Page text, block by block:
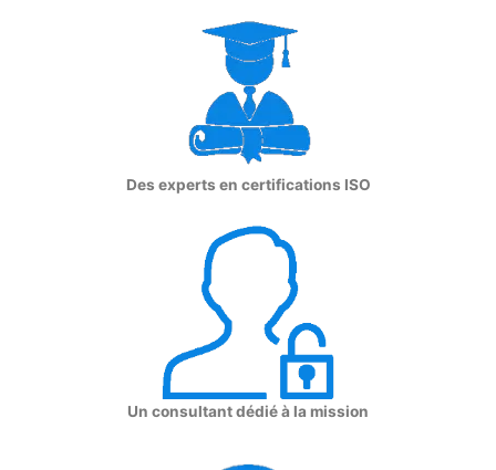
Des experts en certifications ISO
Un consultant dédié à la mission